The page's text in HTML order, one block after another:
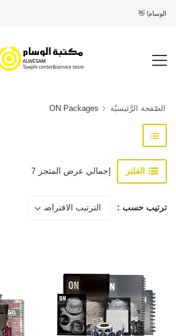
الوسام! 👋
الصّفحة الرَّئيسيّة ON Packages
الفلتر إجمالي عرض المتجر 7
ترتيب حسب :